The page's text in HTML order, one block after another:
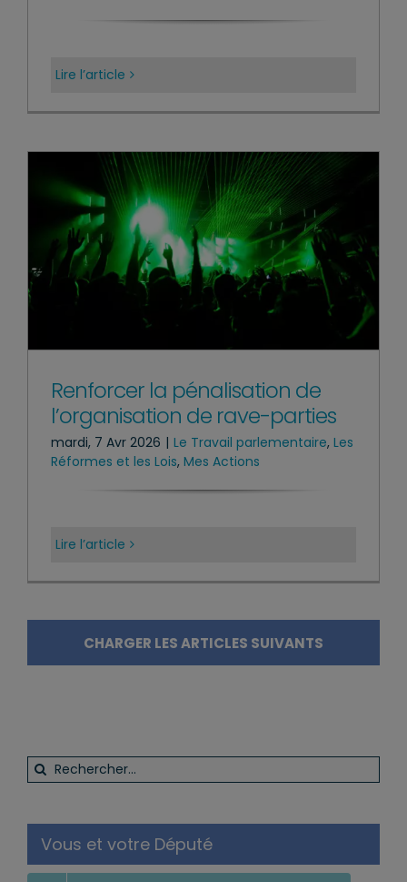
Lire l’article
Renforcer la pénalisation de
l’organisation de rave-parties
mardi, 7 Avr 2026 | Le Travail parlementaire, Les
Réformes et les Lois, Mes Actions
Lire l’article
CHARGER LES ARTICLES SUIVANTS
Rechercher:
Vous et votre Député